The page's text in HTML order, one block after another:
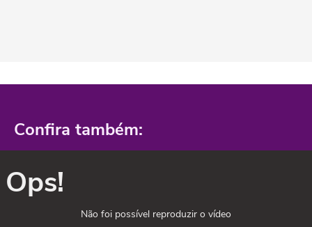
Confira também:
Ops!
Não foi possível reproduzir o vídeo